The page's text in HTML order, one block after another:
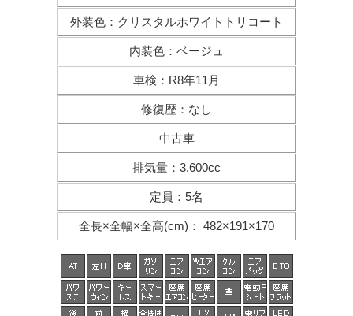
外装色 ： クリスタルホワイトトリコート
内装色 ： ベージュ
車検 ： R8年11月
修復歴 ： なし
中古車
排気量 ： 3,600cc
定員 ： 5名
全長×全幅×全高(cm) ： 482×191×170